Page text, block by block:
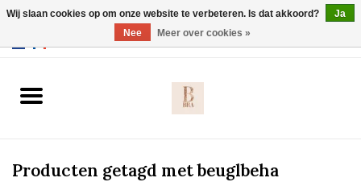
Slip
Producten getagd met beuglbeha
Wij slaan cookies op om onze website te verbeteren. Is dat akkoord?
Ja
Nee
Meer over cookies »
Webshop werkt met EU maten. .